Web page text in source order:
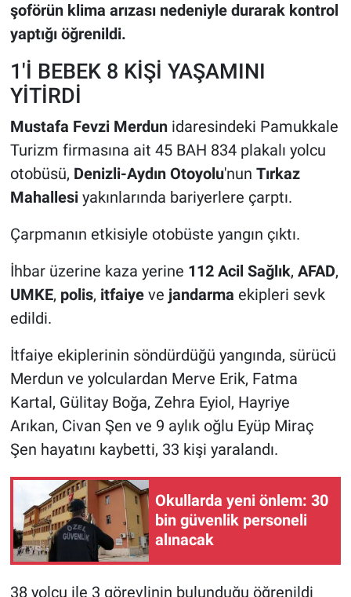
şoförün klima arızası nedeniyle durarak kontrol
yaptığı öğrenildi.
1'İ BEBEK 8 KİŞİ YAŞAMINI
YİTİRDİ
Mustafa Fevzi Merdunidaresindeki Pamukkale
Turizm firmasına ait 45 BAH 834 plakalı yolcu
otobüsü, Denizli-Aydın Otoyolu'nun Tırkaz
Mahallesiyakınlarında bariyerlere çarptı.
Çarpmanın etkisiyle otobüste yangın çıktı.
İhbar üzerine kaza yerine 112 Acil Sağlık, AFAD,
UMKE, polis, itfaiyeve jandarma ekipleri sevk
edildi.
İtfaiye ekiplerinin söndürdüğü yangında, sürücü
Merdun ve yolculardan Merve Erik, Fatma
Kartal, Gülitay Boğa, Zehra Eyiol, Hayriye
Arıkan, Civan Şen ve 9 aylık oğlu Eyüp Miraç
Şen hayatını kaybetti, 33 kişi yaralandı.
Okullarda yeni önlem: 30
bin güvenlik personeli
alınacak
38 yolcu ile 3 görevlinin bulunduğu öğrenildi